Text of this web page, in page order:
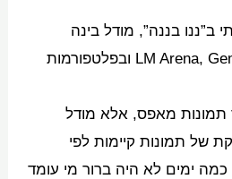
בננה”, מודל בינה
מלאכותית שזמין ב-LM Arena, Gemini ובפלטפורמות
תמונות מאפס, אלא מודל
של תמונות קיימות לפי
ימים לא היה ברור מי עומד